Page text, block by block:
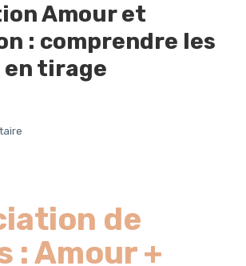
Amour et
: comprendre les
tirage
de
: Amour +